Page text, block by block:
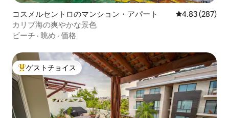
コスメルセントロのマンション・アパート レビュー287
4.83 (287)
カリブ海の爽やかな景色
ビーチ · 眺め · 価格
大好評のゲストチョイスです。
ゲストチョイス